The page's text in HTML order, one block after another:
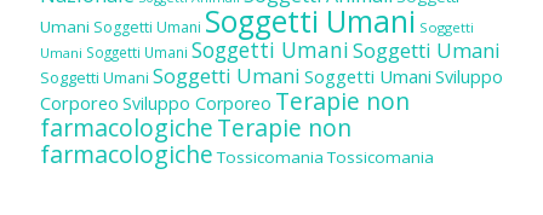
Umani Soggetti Umani Soggetti Umani Soggetti
Umani Soggetti Umani Soggetti UmaniSoggetti Umani
Soggetti Umani Soggetti Umani Soggetti Umani Sviluppo
Corporeo Sviluppo Corporeo Terapie non
farmacologicheTerapie non
farmacologiche Tossicomania Tossicomania